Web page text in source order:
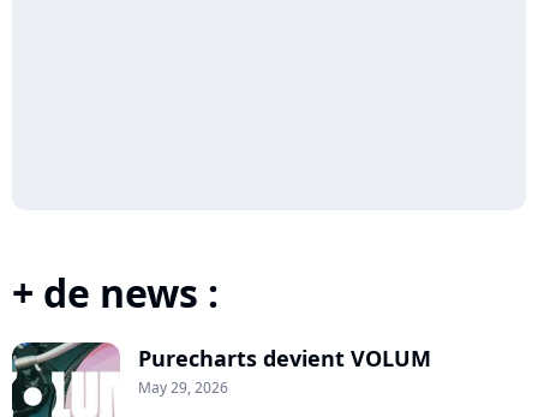
+ de news :
Purecharts devient VOLUM
May 29, 2026